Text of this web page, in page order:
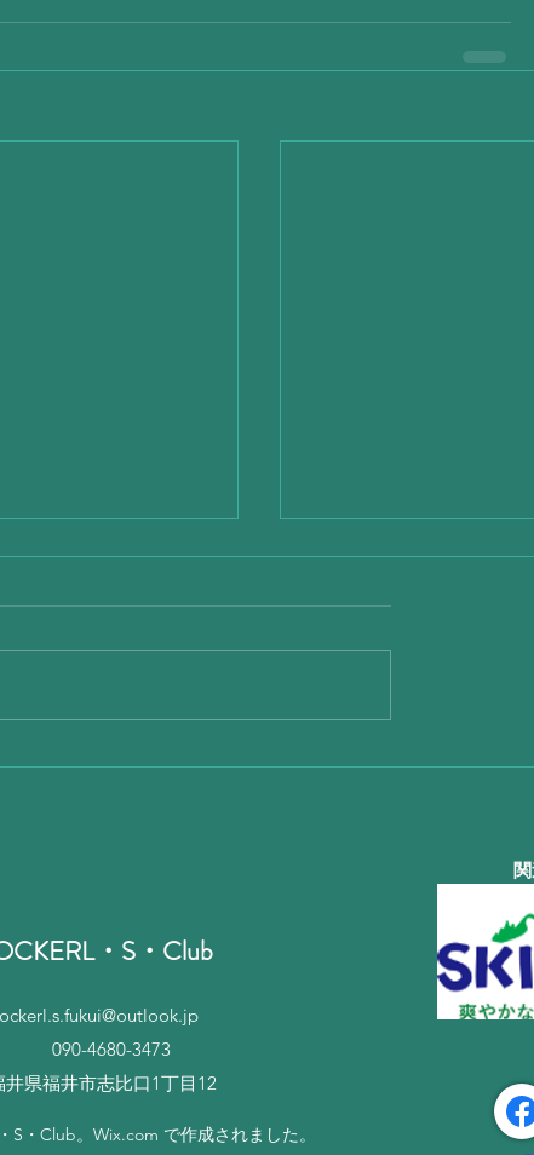
・S・Club
090-4680-3473
井県福井市志比口1丁目12
S・Club。Wix.com で作成されました。